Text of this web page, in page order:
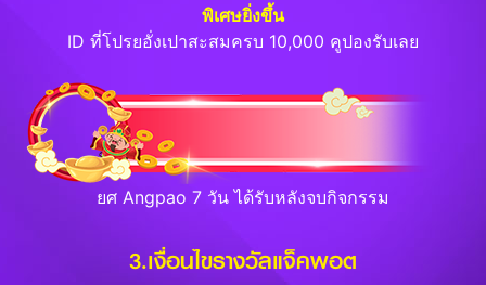
พิเศษยิ่งขึ้น
ID ที่โปรยอั่งเปาสะสมครบ 10,000 คูปองรับเลย
ยศ Angpao 7 วัน ได้รับหลังจบกิจกรรม
3.เงื่อนไขรางวัลแจ็คพอต